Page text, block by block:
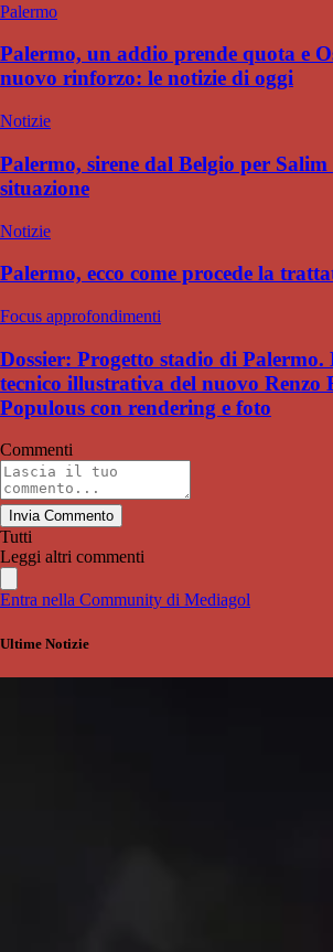
Palermo
Palermo, un addio prende quota e
nuovo rinforzo: le notizie di oggi
Notizie
Palermo, sirene dal Belgio per
situazione
Notizie
Palermo, ecco come procede la
Focus approfondimenti
Dossier: Progetto stadio di Palermo.
tecnico illustrativa del nuovo Renzo
Populous con rendering e foto
Commenti
Invia Commento
Tutti
Leggi altri commenti
Entra nella Community di Mediagol
Ultime Notizie